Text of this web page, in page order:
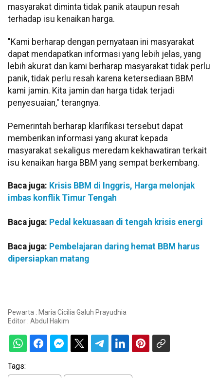
masyarakat diminta tidak panik ataupun resah
terhadap isu kenaikan harga.
"Kami berharap dengan pernyataan ini masyarakat
dapat mendapatkan informasi yang lebih jelas, yang
lebih akurat dan kami berharap masyarakat tidak perlu
panik, tidak perlu resah karena ketersediaan BBM
kami jamin. Kita jamin dan harga tidak terjadi
penyesuaian," terangnya.
Pemerintah berharap klarifikasi tersebut dapat
memberikan informasi yang akurat kepada
masyarakat sekaligus meredam kekhawatiran terkait
isu kenaikan harga BBM yang sempat berkembang.
Baca juga: Krisis BBM di Inggris, Harga melonjak
imbas konflik Timur Tengah
Baca juga: Pedal kekuasaan di tengah krisis energi
Baca juga: Pembelajaran daring hemat BBM harus
dipersiapkan matang
Pewarta : Maria Cicilia Galuh Prayudhia
Editor : Abdul Hakim
Tags: